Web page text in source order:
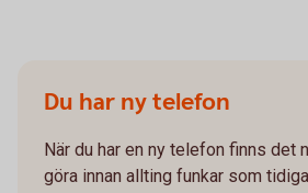
Du har ny telefon
När du har en ny telefon finns det
göra innan allting funkar som